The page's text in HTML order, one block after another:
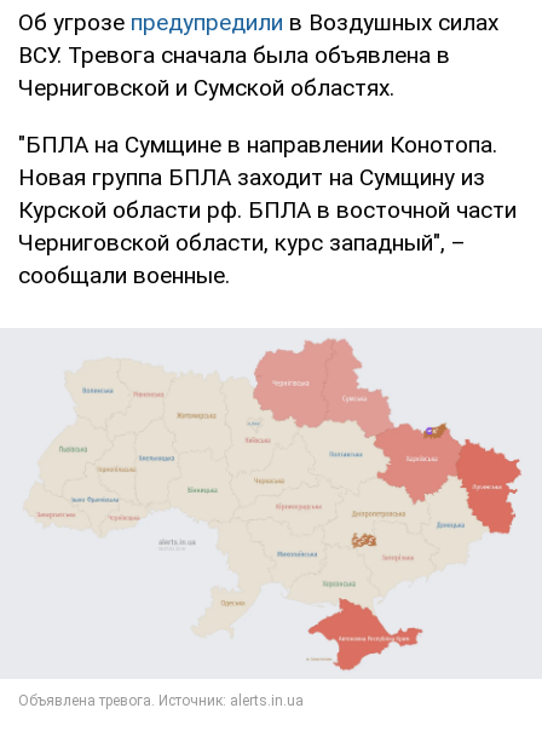
Об угрозе предупредили в Воздушных силах
ВСУ. Тревога сначала была объявлена в
Черниговской и Сумской областях.
"БПЛА на Сумщине в направлении Конотопа.
Новая группа БПЛА заходит на Сумщину из
Курской области рф. БПЛА в восточной части
Черниговской области, курс западный", –
сообщали военные.